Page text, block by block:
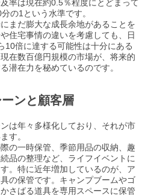
率は現在約0.5％程度にとどまって
の1という水準です。
まだ膨大な成長余地があることを
住宅事情の違いを考慮して も、日
10倍に達する可能性は十分にある
在数百億円規模の市場が、将来的
潜在力を秘めているのです。
ンと顧客層
は年々多様化しており、それが市
す。
の一時保管、季節用品の収納、趣
品の整理など、ライフイベントに
。特に近年増加しているのが、ア
の保管です。キャンプブームやゴ
さばる道具を専用スペースに保管